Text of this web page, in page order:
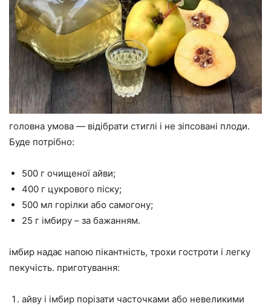
головна умова — відібрати стиглі і не зіпсовані плоди.
Буде потрібно:
500 г очищеної айви;
400 г цукрового піску;
500 мл горілки або самогону;
25 г імбиру – за бажанням.
імбир надає напою пікантність, трохи гостроти і легку
пекучість. приготування:
айву і імбир порізати часточками або невеликими